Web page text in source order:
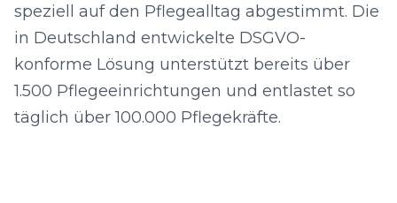
speziell auf den Pflegealltag abgestimmt. Die
in Deutschland entwickelte DSGVO-
konforme Lösung unterstützt bereits über
1.500 Pflegeeinrichtungen und entlastet so
täglich über 100.000 Pflegekräfte.